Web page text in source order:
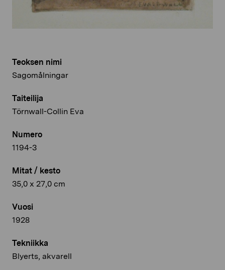
Teoksen nimi
Sagomålningar
Taiteilija
Törnwall-Collin Eva
Numero
1194-3
Mitat / kesto
35,0 x 27,0 cm
Vuosi
1928
Tekniikka
Blyerts, akvarell